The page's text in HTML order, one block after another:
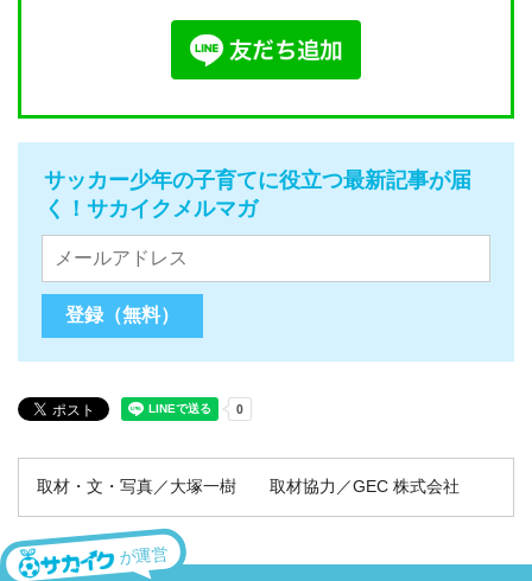
サッカー少年の子育てに役立つ最新記事が届
く！サカイクメルマガ
取材・文・写真／大塚一樹 取材協力／GEC 株式会社
が運営